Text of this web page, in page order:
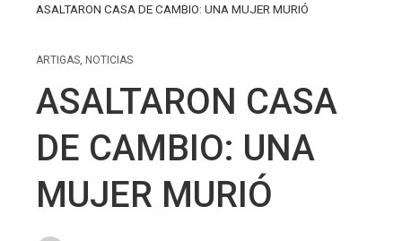
ASALTARON CASA DE CAMBIO: UNA MUJER MURIÓ
ARTIGAS, NOTICIAS
ASALTARON CASA
DE CAMBIO: UNA
MUJER MURIÓ